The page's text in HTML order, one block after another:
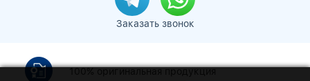
Заказать звонок